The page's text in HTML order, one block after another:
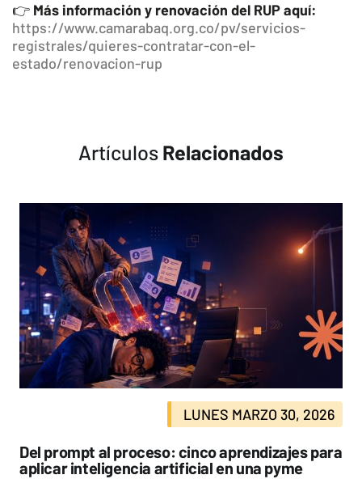
👉 Más información y renovación del RUP aquí:
https://www.camarabaq.org.co/pv/servicios-
registrales/quieres-contratar-con-el-
estado/renovacion-rup
Artículos Relacionados
LUNES MARZO 30, 2026
Del prompt al proceso: cinco aprendizajes para
aplicar inteligencia artificial en una pyme